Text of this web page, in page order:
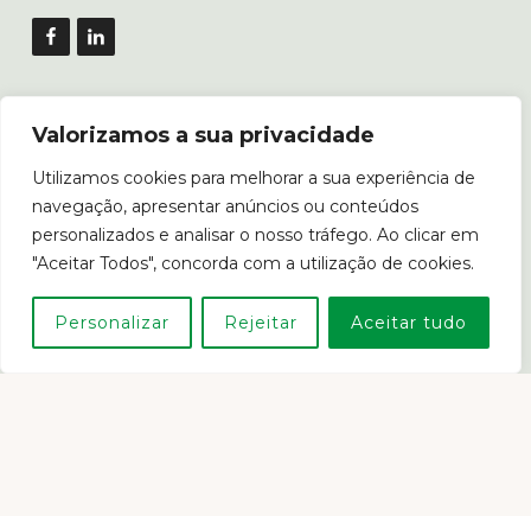
Valorizamos a sua privacidade
Utilizamos cookies para melhorar a sua experiência de
navegação, apresentar anúncios ou conteúdos
personalizados e analisar o nosso tráfego. Ao clicar em
"Aceitar Todos", concorda com a utilização de cookies.
Personalizar Rejeitar Aceitar tudo
Livro de Reclamações
Em caso de litígio o consumidor poderá recorrer ao Centro